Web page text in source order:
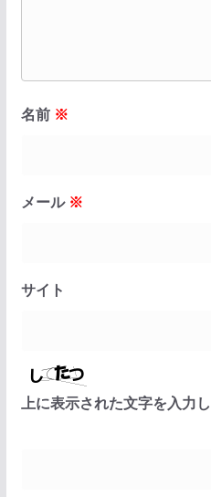
名前 ※
メール ※
サイト
上に表示された文字を入力し